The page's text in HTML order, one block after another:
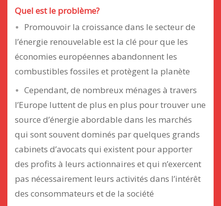
Quel est le problème?
Promouvoir la croissance dans le secteur de
l’énergie renouvelable est la clé pour que les
économies européennes abandonnent les
combustibles fossiles et protègent la planète
Cependant, de nombreux ménages à travers
l’Europe luttent de plus en plus pour trouver une
source d’énergie abordable dans les marchés
qui sont souvent dominés par quelques grands
cabinets d’avocats qui existent pour apporter
des profits à leurs actionnaires et qui n’exercent
pas nécessairement leurs activités dans l’intérêt
des consommateurs et de la société